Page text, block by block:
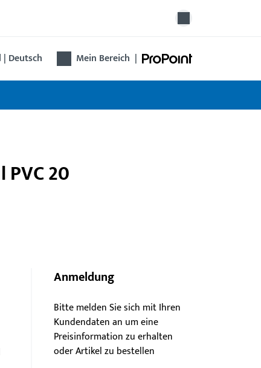
Deutsch Mein Bereich |
20
Anmeldung
Bitte melden Sie sich mit Ihren
Kundendaten an um eine
Preisinformation zu erhalten
oder Artikel zu bestellen